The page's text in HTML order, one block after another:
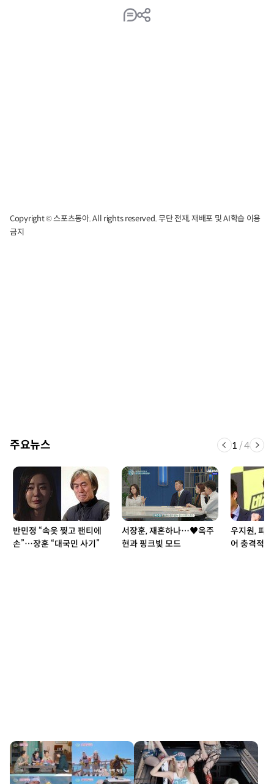
Copyright © 스포츠동아. All rights reserved. 무단 전재, 재배포 및 AI학습 이용
금지
주요뉴스 1 /4
반민정 “속옷 찢고 팬티에
손”…장훈 “대국민 사기”
서장훈, 재혼하나…♥옥주
현과 핑크빛 모드
우지원, 피
어 충격적